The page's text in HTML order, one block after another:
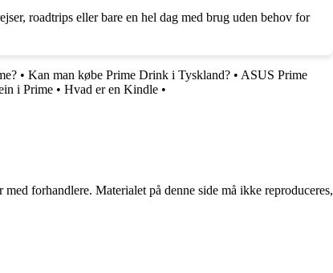
roadtrips eller bare en hel dag med brug uden behov for
• Kan man købe Prime Drink i Tyskland? • ASUS Prime
i Prime • Hvad er en Kindle •
forhandlere. Materialet på denne side må ikke reproduceres,